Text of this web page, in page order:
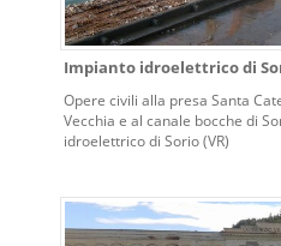
Impianto idroelettrico di
Opere civili alla presa Santa
Vecchia e al canale bocche di
idroelettrico di Sorio (VR)